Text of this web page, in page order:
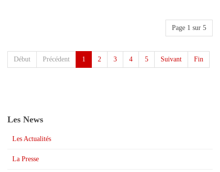
Page 1 sur 5
Début Précédent 1 2 3 4 5 Suivant Fin
Les News
Les Actualités
La Presse